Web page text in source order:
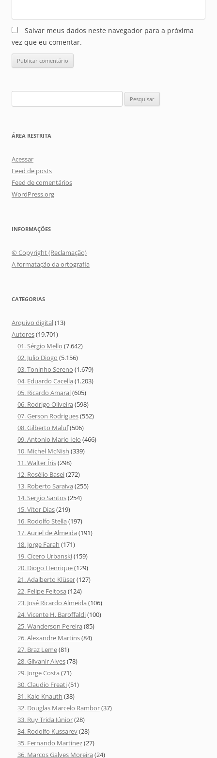
Salvar meus dados neste navegador para a próxima
vez que eu comentar.
por:
ÁREA RESTRITA
Acessar
Feed de posts
Feed de comentários
WordPress.org
INFORMAÇÕES
© Copyright (Reclamação)
A formatação da ortografia
CATEGORIAS
Arquivo digital(13)
Autores(19.701)
01. Sérgio Mello (7.642)
02. Julio Diogo (5.156)
03. Toninho Sereno (1.679)
04. Eduardo Cacella (1.203)
05. Ricardo Amaral(605)
06. Rodrigo Oliveira (598)
07. Gerson Rodrigues(552)
08. Gilberto Maluf(506)
09. Antonio Mario Ielo (466)
10. Michel McNish (339)
11. Walter Íris(298)
12. Rosélio Basei(272)
13. Roberto Saraiva (255)
14. Sergio Santos(254)
15. Vítor Dias(219)
16. Rodolfo Stella (197)
17. Auriel de Almeida (191)
18. Jorge Farah (171)
19. Cícero Urbanski(159)
20. Diogo Henrique(129)
21. Adalberto Klüser(127)
22. Felipe Feitosa (124)
23. José Ricardo Almeida (106)
24. Vicente H. Baroffaldi(100)
25. Wanderson Pereira (85)
26. Alexandre Martins(84)
27. Braz Leme(81)
28. Gilvanir Alves(78)
29. Jorge Costa (71)
30. Claudio Freati(51)
31. Kaio Knauth (38)
32. Douglas Marcelo Rambor(37)
33. Ruy Trida Júnior(28)
34. Rodolfo Kussarev(28)
35. Fernando Martinez(27)
36. Marcos Galves Moreira (24)